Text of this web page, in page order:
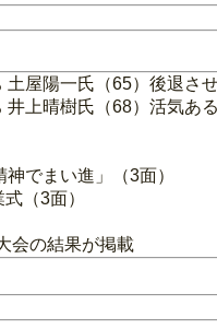
屋陽一氏（65）後退さ
上晴樹氏（68）活気あ
でまい進」（3面）
（3面）
会の結果が掲載